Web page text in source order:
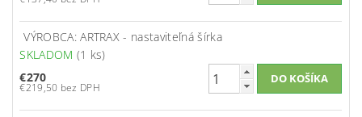
VÝROBCA: ARTRAX - nastaviteľná šírka
SKLADOM (1 ks)
€270
€219,50 bez DPH